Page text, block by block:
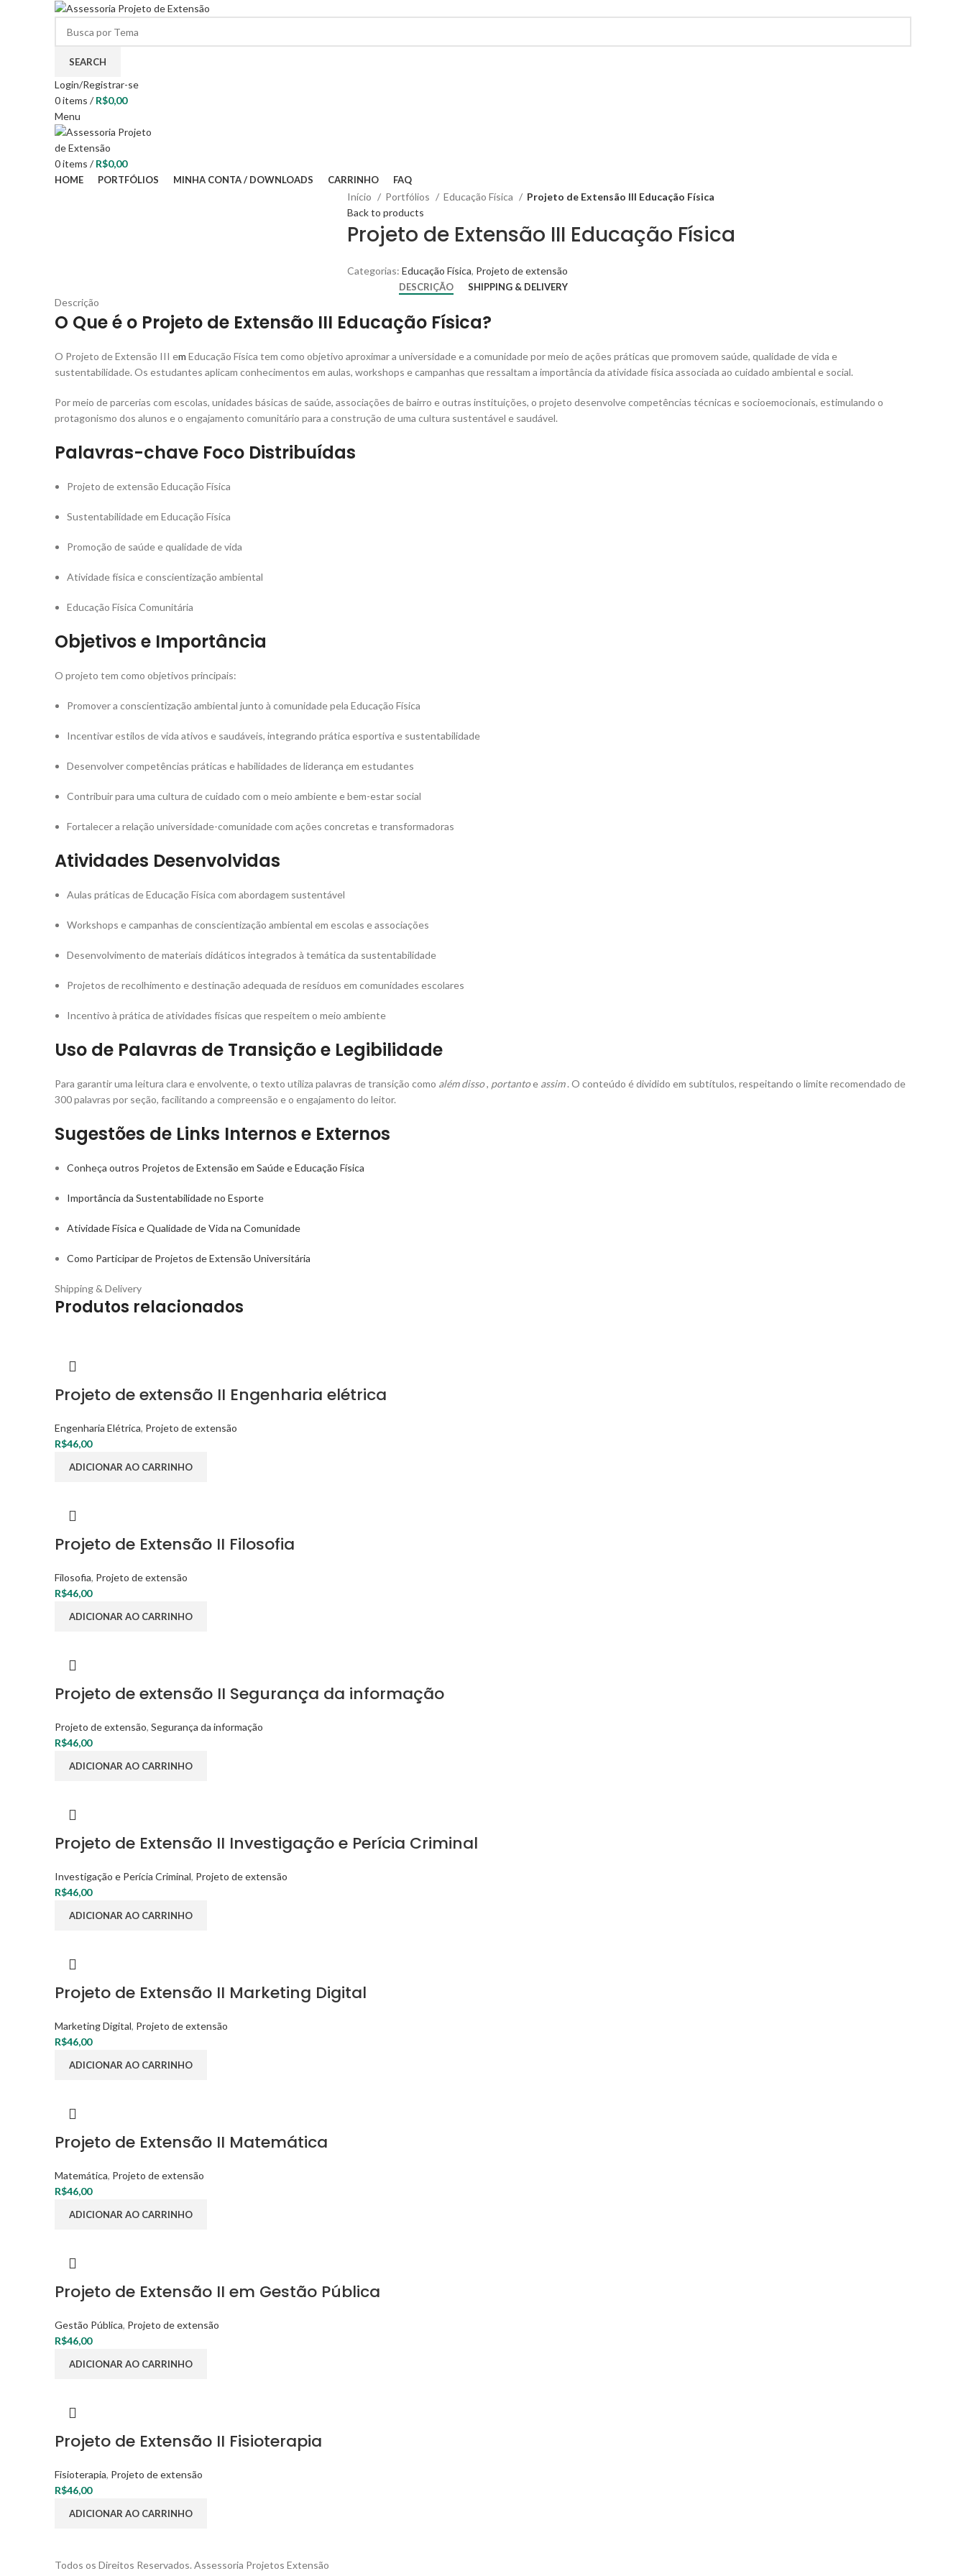
SEARCH
Login/Registrar-se
0items / R$0,00
Menu
0items / R$0,00
HOME PORTFÓLIOS MINHA CONTA / DOWNLOADS CARRINHO FAQ
Início Portfólios Educação Física
Projeto de Extensão III Educação Física
Back to products
Projeto de Extensão III Educação Física
Categorias: Educação Física, Projeto de extensão
DESCRIÇÃO SHIPPING & DELIVERY
Descrição
O Que é o Projeto de Extensão III Educação Física?
O Projeto de Extensão III em Educação Física tem como objetivo aproximar a universidade e a comunidade por meio de ações práticas que promovem saúde, qualidade de vida e
sustentabilidade. Os estudantes aplicam conhecimentos em aulas, workshops e campanhas que ressaltam a importância da atividade física associada ao cuidado ambiental e social.
Por meio de parcerias com escolas, unidades básicas de saúde, associações de bairro e outras instituições, o projeto desenvolve competências técnicas e socioemocionais, estimulando o
protagonismo dos alunos e o engajamento comunitário para a construção de uma cultura sustentável e saudável.
Palavras-chave Foco Distribuídas
Projeto de extensão Educação Física
Sustentabilidade em Educação Física
Promoção de saúde e qualidade de vida
Atividade física e conscientização ambiental
Educação Física Comunitária
Objetivos e Importância
O projeto tem como objetivos principais:
Promover a conscientização ambiental junto à comunidade pela Educação Física
Incentivar estilos de vida ativos e saudáveis, integrando prática esportiva e sustentabilidade
Desenvolver competências práticas e habilidades de liderança em estudantes
Contribuir para uma cultura de cuidado com o meio ambiente e bem-estar social
Fortalecer a relação universidade-comunidade com ações concretas e transformadoras
Atividades Desenvolvidas
Aulas práticas de Educação Física com abordagem sustentável
Workshops e campanhas de conscientização ambiental em escolas e associações
Desenvolvimento de materiais didáticos integrados à temática da sustentabilidade
Projetos de recolhimento e destinação adequada de resíduos em comunidades escolares
Incentivo à prática de atividades físicas que respeitem o meio ambiente
Uso de Palavras de Transição e Legibilidade
Para garantir uma leitura clara e envolvente, o texto utiliza palavras de transição como além disso, portantoe assim. O conteúdo é dividido em subtítulos, respeitando o limite recomendado de
300 palavras por seção, facilitando a compreensão e o engajamento do leitor.
Sugestões de Links Internos e Externos
Conheça outros Projetos de Extensão em Saúde e Educação Física
Importância da Sustentabilidade no Esporte
Atividade Física e Qualidade de Vida na Comunidade
Como Participar de Projetos de Extensão Universitária
Shipping & Delivery
Produtos relacionados
Projeto de extensão II Engenharia elétrica
Engenharia Elétrica, Projeto de extensão
R$46,00
ADICIONAR AO CARRINHO
Projeto de Extensão II Filosofia
Filosofia, Projeto de extensão
R$46,00
ADICIONAR AO CARRINHO
Projeto de extensão II Segurança da informação
Projeto de extensão, Segurança da informação
R$46,00
ADICIONAR AO CARRINHO
Projeto de Extensão II Investigação e Perícia Criminal
Investigação e Perícia Criminal, Projeto de extensão
R$46,00
ADICIONAR AO CARRINHO
Projeto de Extensão II Marketing Digital
Marketing Digital, Projeto de extensão
R$46,00
ADICIONAR AO CARRINHO
Projeto de Extensão II Matemática
Matemática, Projeto de extensão
R$46,00
ADICIONAR AO CARRINHO
Projeto de Extensão II em Gestão Pública
Gestão Pública, Projeto de extensão
R$46,00
ADICIONAR AO CARRINHO
Projeto de Extensão II Fisioterapia
Fisioterapia, Projeto de extensão
R$46,00
ADICIONAR AO CARRINHO
Todos os Direitos Reservados. Assessoria Projetos Extensão